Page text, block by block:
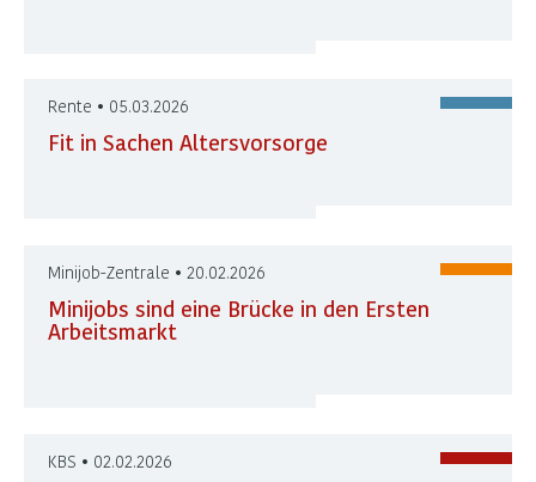
Rente • 05.03.2026
Fit in Sachen Altersvorsorge
Minijob-Zentrale • 20.02.2026
Minijobs sind eine Brücke in den Ersten
Arbeitsmarkt
KBS • 02.02.2026